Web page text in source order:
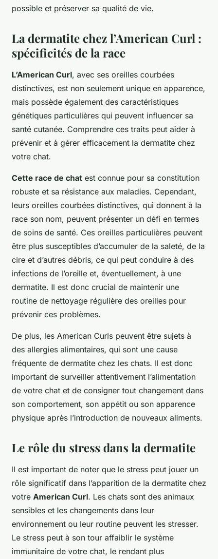
possible et préserver sa qualité de vie.
La dermatite chez l’American Curl :
spécificités de la race
L’American Curl, avec ses oreilles courbées
distinctives, est non seulement unique en apparence,
mais possède également des caractéristiques
génétiques particulières qui peuvent influencer sa
santé cutanée. Comprendre ces traits peut aider à
prévenir et à gérer efficacement la dermatite chez
votre chat.
Cette race de chat est connue pour sa constitution
robuste et sa résistance aux maladies. Cependant,
leurs oreilles courbées distinctives, qui donnent à la
race son nom, peuvent présenter un défi en termes
de soins de santé. Ces oreilles particulières peuvent
être plus susceptibles d’accumuler de la saleté, de la
cire et d’autres débris, ce qui peut conduire à des
infections de l’oreille et, éventuellement, à une
dermatite. Il est donc crucial de maintenir une
routine de nettoyage régulière des oreilles pour
prévenir ces problèmes.
De plus, les American Curls peuvent être sujets à
des allergies alimentaires, qui sont une cause
fréquente de dermatite chez les chats. Il est donc
important de surveiller attentivement l’alimentation
de votre chat et de consigner tout changement dans
son comportement, son appétit ou son apparence
physique après l’introduction de nouveaux aliments.
Le rôle du stress dans la dermatite
Il est important de noter que le stress peut jouer un
rôle significatif dans l’apparition de la dermatite chez
votre American Curl. Les chats sont des animaux
sensibles et les changements dans leur
environnement ou leur routine peuvent les stresser.
Le stress peut à son tour affaiblir le système
immunitaire de votre chat, le rendant plus